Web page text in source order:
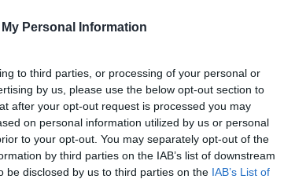
Personal Information
to third parties, or processing of your personal or
by us, please use the below opt-out section to
after your opt-out request is processed you may
on personal information utilized by us or personal
to your opt-out. You may separately opt-out of the
by third parties on the IAB’s list of downstream
be disclosed by us to third parties on the IAB’s List of
Costa degli Etruschi...
Disponibilità